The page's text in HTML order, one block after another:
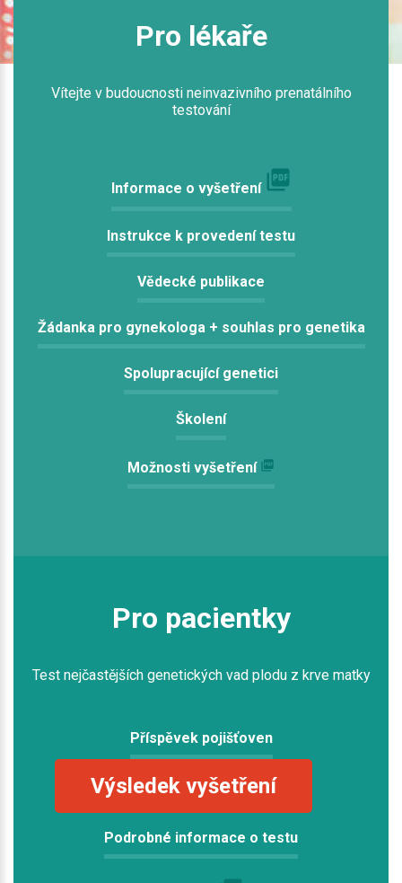
Pro lékaře
Vítejte v budoucnosti neinvazivního prenatálního
testování
Informace o vyšetření
Instrukce k provedení testu
Vědecké publikace
Žádanka pro gynekologa + souhlas pro genetika
Spolupracující genetici
Školení
Možnosti vyšetření
Pro pacientky
Test nejčastějších genetických vad plodu z krve matky
Příspěvek pojišťoven
Výsledek vyšetření
Podrobné informace o testu